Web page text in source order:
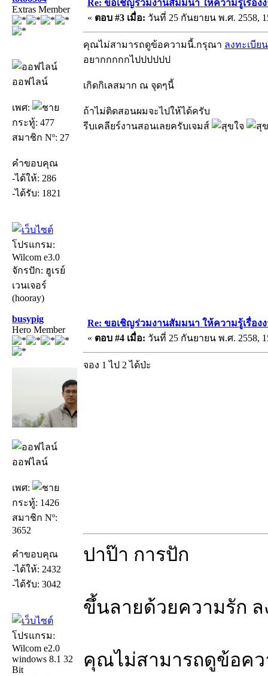
Extras Member
ออฟไลน์
เพศ:
กระทู้: 477
สมาชิก Nº: 27
คำขอบคุณ
-ได้ให้: 286
-ได้รับ: 1821
โปรแกรม:
Wilcom e3.0
จักรปัก: ฮูเรย์
เวนเจอร์
(hooray)
Re: ขอเชิญร่วมงานสัมมนา ให้ความรู้เรื่อ
« ตอบ #3 เมื่อ: วันที่ 25 กันยายน พ.ศ. 2558,
คุณไม่สามารถดูข้อความนี้.กรุณา ลงทะเบียน
อยากกกกกไปปปปปป
เกิดกิเลสมาก ณ จุดๆนี้
ถ้าไม่ติดสอนผมจะไปให้ได้ครับ
รีบเคลียร์งานสอนเลยครับเจมส์
busypig
Hero Member
ออฟไลน์
เพศ:
กระทู้: 1426
สมาชิก Nº:
3652
คำขอบคุณ
-ได้ให้: 2432
-ได้รับ: 3042
โปรแกรม:
Wilcom e2.0
windows 8.1 32
Bit
Re: ขอเชิญร่วมงานสัมมนา ให้ความรู้เรื่อง
« ตอบ #4 เมื่อ: วันที่ 25 กันยายน พ.ศ. 2558,
จอง 1 ไป 2 ได้ป่ะ
ปาป๊า การปัก
ขึ้นลายด้วยความรัก
คุณไม่สามารถดูข้อค